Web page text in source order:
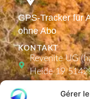
Gérer
GPS-Tracker für
ohne Abo
KONTAKT
Revenite UG
Heide 19